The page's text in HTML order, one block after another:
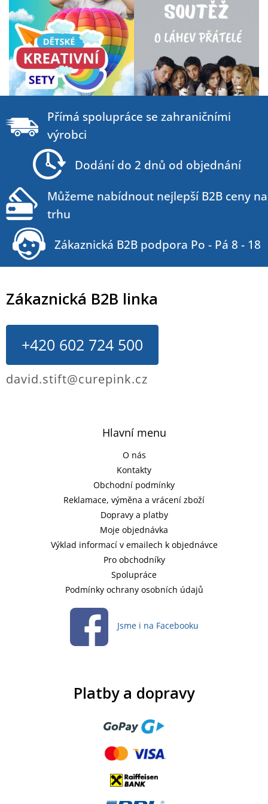
Z
p
Hlavní menu
O nás
Kontakty
Obchodní podmínky
Reklamace, výměna a vrácení zboží
Dopravy a platby
Moje objednávka
Výklad informací v emailech k objednávce
Pro obchodníky
Spolupráce
Podmínky ochrany osobních údajů
Jsme i na Facebooku
Zákaznická B2B linka
+420 602 724 500
david.stift@curepink.cz
Platby a dopravy
Přímá spolupráce se zahraničními
výrobci
Dodání do 2 dnů od objednání
Můžeme nabídnout nejlepší B2B ceny na
trhu
Zákaznická B2B podpora Po - Pá 8 - 18